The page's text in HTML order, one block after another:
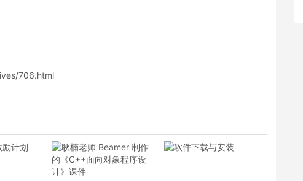
706.html